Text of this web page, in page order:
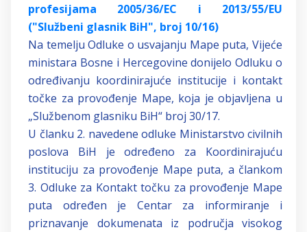
profesijama 2005/36/EC i 2013/55/EU
("Službeni glasnik BiH", broj 10/16)
Na temelju Odluke o usvajanju Mape puta, Vijeće
ministara Bosne i Hercegovine donijelo Odluku o
određivanju koordinirajuće institucije i kontakt
točke za provođenje Mape, koja je objavljena u
„Službenom glasniku BiH“ broj 30/17.
U članku 2. navedene odluke Ministarstvo civilnih
poslova BiH je određeno za Koordinirajuću
instituciju za provođenje Mape puta, a člankom
3. Odluke za Kontakt točku za provođenje Mape
puta određen je Centar za informiranje i
priznavanje dokumenata iz područja visokog